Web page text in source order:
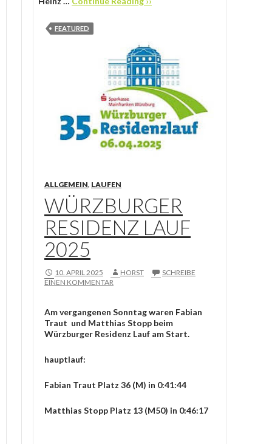
FEATURED
ALLGEMEIN, LAUFEN
WÜRZBURGER
RESIDENZ LAUF
2025
10. APRIL 2025 HORST
SCHREIBE
EINEN KOMMENTAR
Am vergangenen Sonntag waren Fabian
Traut und Matthias Stopp beim
Würzburger Residenz Lauf am Start.
hauptlauf:
Fabian Traut Platz 36 (M) in 0:41:44
Matthias Stopp Platz 13 (M50) in 0:46:17